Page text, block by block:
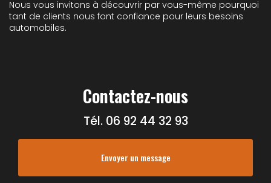
Nous vous invitons à découvrir par vous-même pourquoi
tant de clients nous font confiance pour leurs besoins
automobiles.
Contactez-nous
Tél. 06 92 44 32 93
Envoyer un message